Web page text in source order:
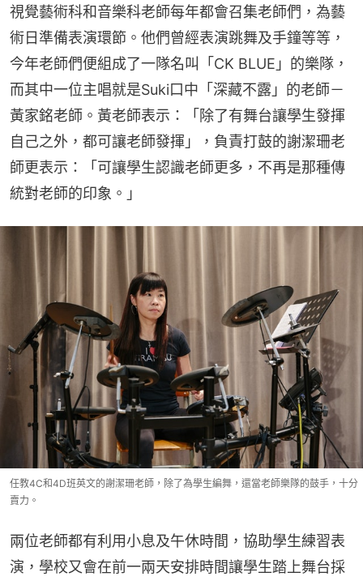
視覺藝術科和音樂科老師每年都會召集老師們，為藝
術日準備表演環節。他們曾經表演跳舞及手鐘等等，
今年老師們便組成了一隊名叫「CK BLUE」的樂隊，
而其中一位主唱就是Suki口中「深藏不露」的老師－
黃家銘老師。黃老師表示：「除了有舞台讓學生發揮
自己之外，都可讓老師發揮」，負責打鼓的謝潔珊老
師更表示：「可讓學生認識老師更多，不再是那種傳
統對老師的印象。」
任教4C和4D班英文的謝潔珊老師，除了為學生編舞，還當老師樂隊的鼓手，十分
賣力。
兩位老師都有利用小息及午休時間，協助學生練習表
演，學校又會在前一兩天安排時間讓學生踏上舞台採